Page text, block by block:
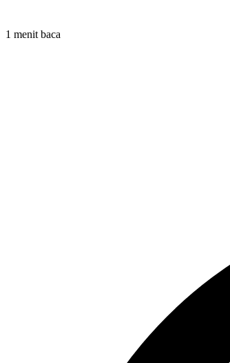
1 menit baca